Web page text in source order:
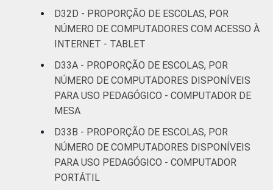
D32D - PROPORÇÃO DE ESCOLAS, POR
NÚMERO DE COMPUTADORES COM ACESSO À
INTERNET - TABLET
D33A - PROPORÇÃO DE ESCOLAS, POR
NÚMERO DE COMPUTADORES DISPONÍVEIS
PARA USO PEDAGÓGICO - COMPUTADOR DE
MESA
D33B - PROPORÇÃO DE ESCOLAS, POR
NÚMERO DE COMPUTADORES DISPONÍVEIS
PARA USO PEDAGÓGICO - COMPUTADOR
PORTÁTIL